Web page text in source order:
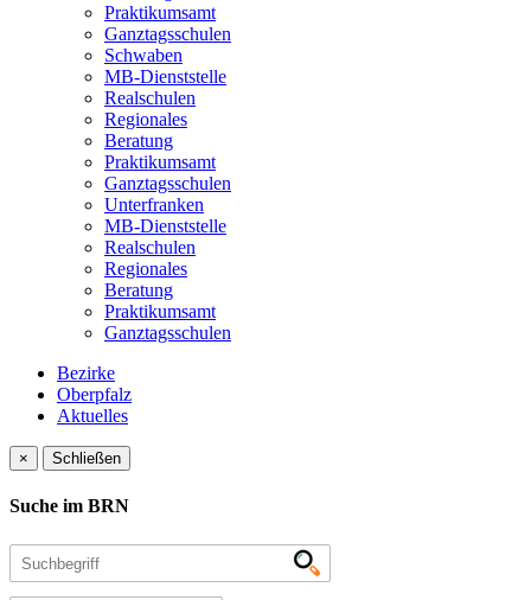
Praktikumsamt
Ganztagsschulen
Schwaben
MB-Dienststelle
Realschulen
Regionales
Beratung
Praktikumsamt
Ganztagsschulen
Unterfranken
MB-Dienststelle
Realschulen
Regionales
Beratung
Praktikumsamt
Ganztagsschulen
Bezirke
Oberpfalz
Aktuelles
× Schließen
Suche im BRN